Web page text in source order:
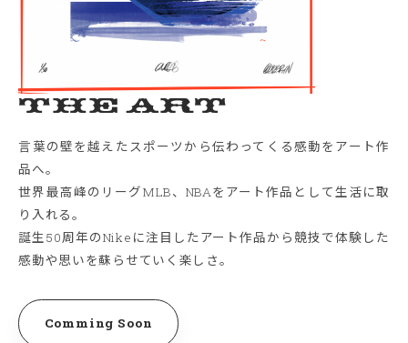
The Art
言葉の壁を越えたスポーツから伝わってくる感動をアート作
品へ。
世界最高峰のリーグMLB、NBAをアート作品として生活に取
り入れる。
誕生50周年のNikeに注目したアート作品から競技で体験した
感動や思いを蘇らせていく楽しさ。
Comming Soon